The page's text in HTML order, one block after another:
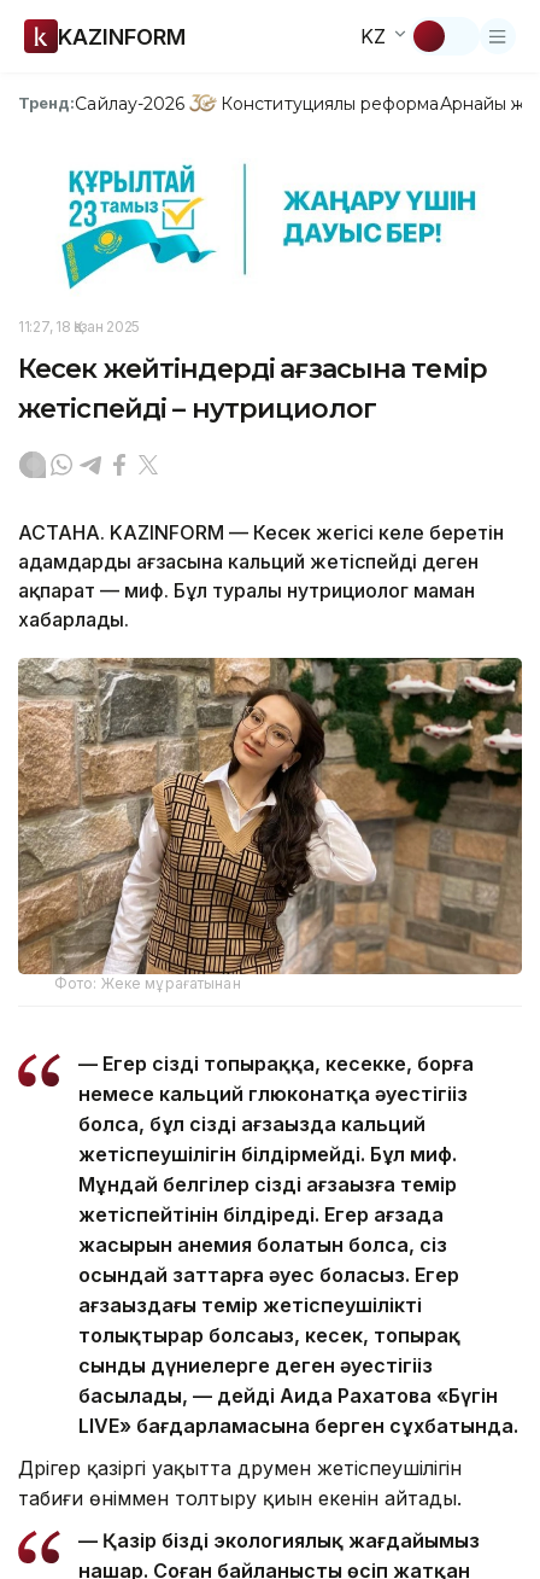
KAZINFORM KZ
Тренд:Сайлау-2026 Конституциялық реформаАрнайы
11:27, 18 Қазан 2025
Кесек жейтіндердің ағзасына темір
жетіспейді – нутрициолог
АСТАНА. KAZINFORM — Кесек жегісі келе беретін
адамдардың ағзасына кальций жетіспейді деген
ақпарат — миф. Бұл туралы нутрициолог маман
хабарлады.
Фото: Жеке мұрағатынан
— Егер сіздің топыраққа, кесекке, борға
немесе кальций глюконатқа әуестігіңіз
болса, бұл сіздің ағзаңызда кальций
жетіспеушілігін білдірмейді. Бұл миф.
Мұндай белгілер сіздің ағзаңызға темір
жетіспейтінін білдіреді. Егер ағзада
жасырын анемия болатын болса, сіз
осындай заттарға әуес боласыз. Егер
ағзаңыздағы темір жетіспеушілікті
толықтырар болсаңыз, кесек, топырақ
сынды дүниелерге деген әуестігіңіз
басылады, — дейді Аида Рахатова «Бүгін
LIVE» бағдарламасына берген сұхбатында.
Дәрігер қазіргі уақытта дәрумен жетіспеушілігін
табиғи өніммен толтыру қиын екенін айтады.
— Қазір біздің экологиялық жағдайымыз
нашар. Соған байланысты өсіп жатқан